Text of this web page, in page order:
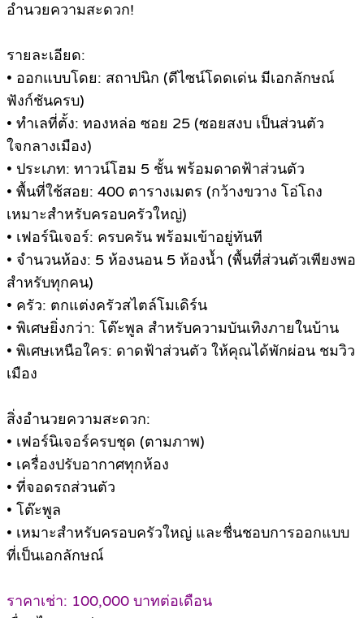
อำนวยความสะดวก!
รายละเอียด:
• ออกแบบโดย: สถาปนิก (ดีไซน์โดดเด่น มีเอกลักษณ์
ฟังก์ชันครบ)
• ทำเลที่ตั้ง: ทองหล่อ ซอย 25 (ซอยสงบ เป็นส่วนตัว
ใจกลางเมือง)
• ประเภท: ทาวน์โฮม 5 ชั้น พร้อมดาดฟ้าส่วนตัว
• พื้นที่ใช้สอย: 400 ตารางเมตร (กว้างขวาง โอ่โถง
เหมาะสำหรับครอบครัวใหญ่)
• เฟอร์นิเจอร์: ครบครัน พร้อมเข้าอยู่ทันที
• จำนวนห้อง: 5 ห้องนอน 5 ห้องน้ำ (พื้นที่ส่วนตัวเพียงพอ
สำหรับทุกคน)
• ครัว: ตกแต่งครัวสไตล์โมเดิร์น
• พิเศษยิ่งกว่า: โต๊ะพูล สำหรับความบันเทิงภายในบ้าน
• พิเศษเหนือใคร: ดาดฟ้าส่วนตัว ให้คุณได้พักผ่อน ชมวิว
เมือง
สิ่งอำนวยความสะดวก:
• เฟอร์นิเจอร์ครบชุด (ตามภาพ)
• เครื่องปรับอากาศทุกห้อง
• ที่จอดรถส่วนตัว
• โต๊ะพูล
• เหมาะสำหรับครอบครัวใหญ่ และชื่นชอบการออกแบบ
ที่เป็นเอกลักษณ์
ราคาเช่า: 100,000 บาทต่อเดือน